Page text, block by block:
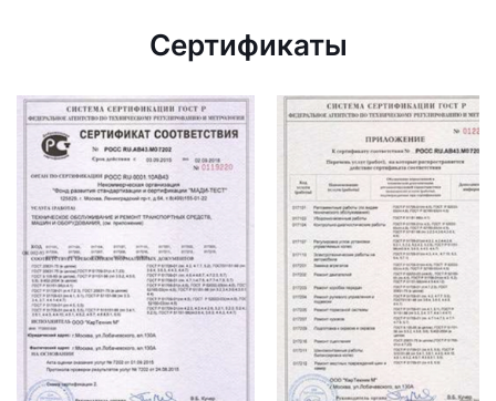
Сертификаты